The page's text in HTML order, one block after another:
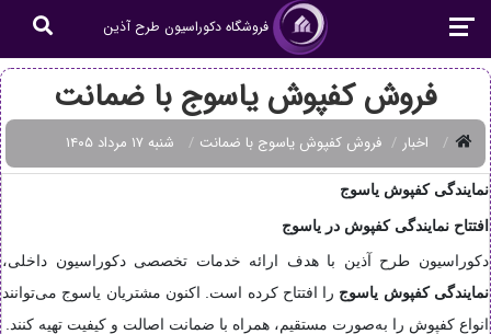
فروشگاه دکوراسیون طرح آذین
فروش کفپوش یاسوج با ضمانت
اخبار فروش کفپوش یاسوج با ضمانت شنبه ۱۷ مرداد ۱۴۰۵
نمایندگی کفپوش یاسوج
افتتاح نمایندگی کفپوش در یاسوج
دکوراسیون طرح آذین با هدف ارائه خدمات تخصصی دکوراسیون داخلی،
نمایندگی کفپوش یاسوج را افتتاح کرده است. اکنون مشتریان یاسوج می‌توانند
انواع کفپوش را به‌صورت مستقیم، همراه با ضمانت اصالت و کیفیت تهیه کنند.